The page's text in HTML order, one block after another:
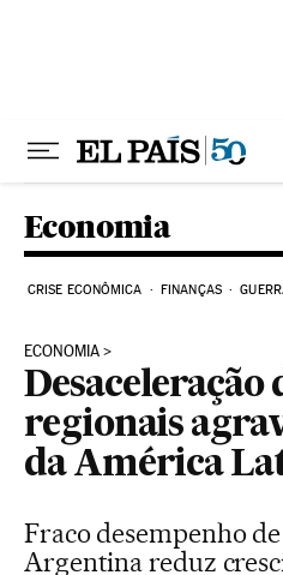
Economia
CRISE ECONÔMICA FINANÇAS
ECONOMIA
Desaceleração
regionais
da América
Fraco desempenho
Argentina reduz